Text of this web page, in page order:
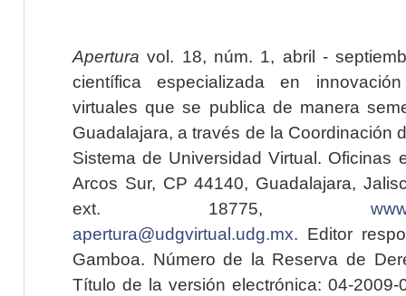
Apertura vol. 18, núm. 1, abril -
científica especializada en
virtuales que se publica de manera
Guadalajara, a través de la Coordinación
Sistema de Universidad Virtual. Oficinas
Arcos Sur, CP 44140, Guadalajara,
ext. 18775,
apertura@udgvirtual.udg.mx. Editor
Gamboa. Número de la Reserva de
Título de la versión electrónica: 04-2009-